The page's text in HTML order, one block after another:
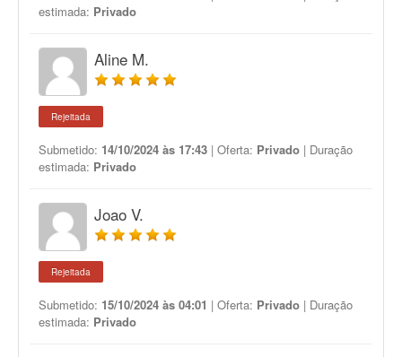
estimada: Privado
Aline M.
Rejeitada
Submetido: 14/10/2024 às 17:43 | Oferta: Privado | Duração
estimada: Privado
Joao V.
Rejeitada
Submetido: 15/10/2024 às 04:01 | Oferta: Privado | Duração
estimada: Privado